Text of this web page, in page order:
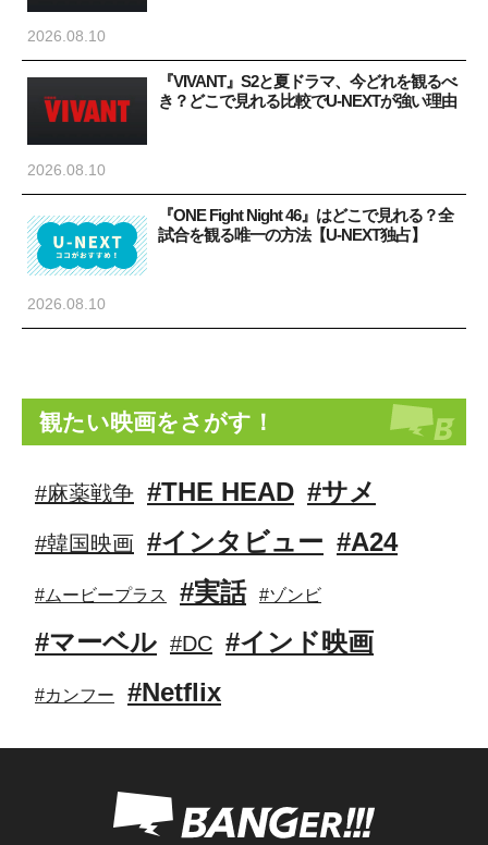
2026.08.10
『VIVANT』S2と夏ドラマ、今どれを観るべ
き？どこで見れる比較でU-NEXTが強い理由
2026.08.10
『ONE Fight Night 46』はどこで見れる？全
試合を観る唯一の方法【U-NEXT独占】
2026.08.10
観たい映画をさがす！
#麻薬戦争 #THE HEAD #サメ
#韓国映画 #インタビュー #A24
#ムービープラス #実話 #ゾンビ
#マーベル #DC #インド映画
#カンフー #Netflix